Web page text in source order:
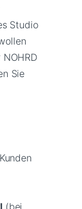
Studio
Sie
(bei